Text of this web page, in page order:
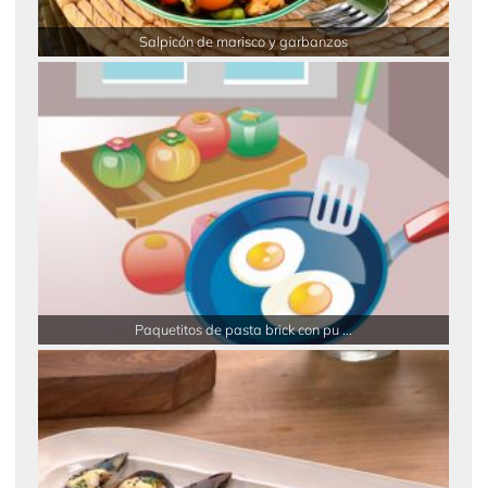
Salpicón de marisco y garbanzos
Paquetitos de pasta brick con pu ...